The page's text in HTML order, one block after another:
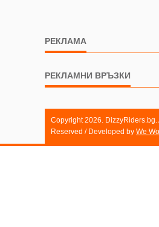
РЕКЛАМА
РЕКЛАМНИ ВРЪЗКИ
Copyright 2026. DizzyRiders.bg.
Reserved / Developed by We